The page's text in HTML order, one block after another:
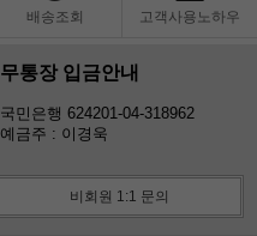
배송조회 고객사용노하우
무통장 입금안내
국민은행 624201-04-318962
예금주 : 이경욱
비회원 1:1 문의